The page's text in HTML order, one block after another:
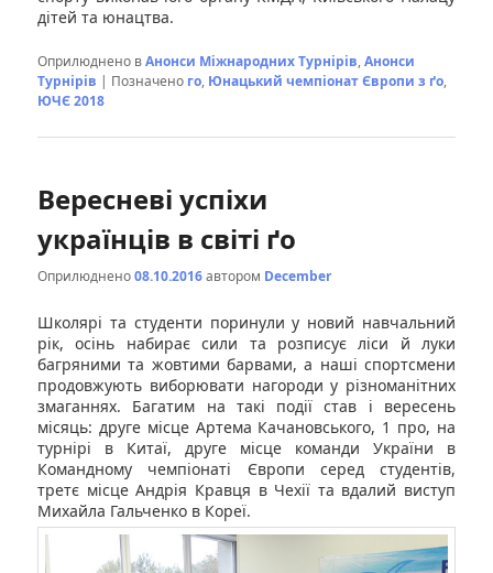
дітей та юнацтва.
Оприлюднено вАнонси Міжнародних Турнірів,Анонси
Турнірів | Позначено го, Юнацький чемпіонат Європи з ґо,
ЮЧЄ 2018
Вересневі успіхи
українців в світі ґо
Оприлюднено08.10.2016автором December
Школярі та студенти поринули у новий навчальний
рік, осінь набирає сили та розписує ліси й луки
багряними та жовтими барвами, а наші спортсмени
продовжують виборювати нагороди у різноманітних
змаганнях. Багатим на такі події став і вересень
місяць: друге місце Артема Качановського, 1 про, на
турнірі в Китаї, друге місце команди України в
Командному чемпіонаті Європи серед студентів,
третє місце Андрія Кравця в Чехії та вдалий виступ
Михайла Гальченко в Кореї.